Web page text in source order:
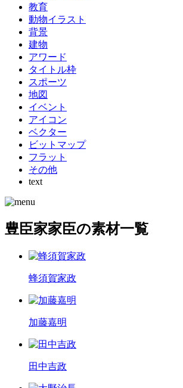
教育
動物イラスト
背景
建物
アワード
タイトル枠
スポーツ
地図
イベント
アイコン
ベクター
ビットマップ
フラット
その他
text
豊臣家家臣の素材一覧
蜂須賀家政
加藤嘉明
田中吉政